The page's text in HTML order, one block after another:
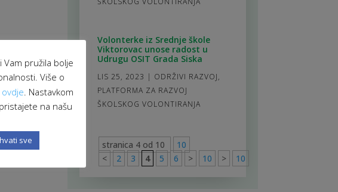
Volonterke iz Srednje škole
Viktorovac unose radost u
Udrugu OSIT Grada Siska
LIS 25, 2023 | ODRŽIVI RAZVOJ,
PLATFORMA ZA RAZVOJ
ŠKOLSKOG VOLONTIRANJA
stranica 4 od 10
10
<
2 3 4 5 6 > 10 > 10
Vam pružila bolje
Više o
ovdje . Nastavkom
na našu
sve